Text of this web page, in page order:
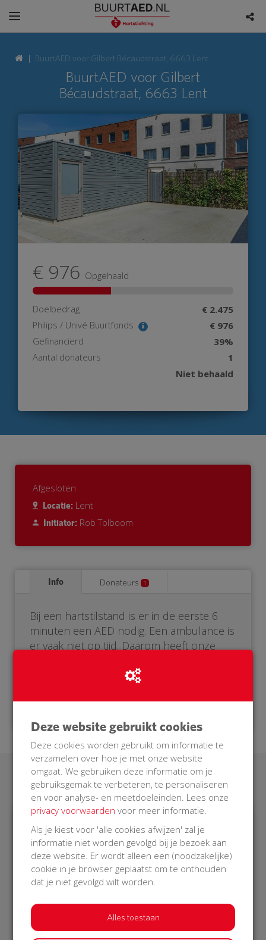
BuurtAED voor Gilbert Bécaudstraat, 6663 Lent
BuurtAED voor Gilbert
Bécaudstraat, 6663 Lent
€ 976 Opgehaald
Doelbedrag € 2.475
Philips / Univé Buurtfonds € 976
Gefinancierd 39%
Aantal donateurs
1
Niet behaald
Afgesloten
Locatie: Lent
Initiator: Rob Tolboom
Info Donateurs 1
Bij een hartstilstand is er in de eerste 6
minuten een AED nodig. Een ambulance is
er vaak niet op tijd. Daarom heeft onze
Doneer voor onze BuurtAED!
Laatste donaties
€ 976
Philips
13 Oct 2018
Deze website gebruikt cookies
Deze cookies worden gebruikt om informatie te
verzamelen over hoe je met onze website
omgaat. We gebruiken deze informatie om je
gebruiksgemak te verbeteren, te personaliseren
en voor analyse- en meetdoeleinden. Lees onze
privacy voorwaarden voor meer informatie.
Als je kiest voor 'alle cookies afwijzen' zal je
informatie niet worden gevolgd bij je bezoek aan
deze website. Er wordt alleen een (noodzakelijke)
cookie in je browser geplaatst om te onthouden
dat je niet gevolgd wilt worden.
Alles toestaan